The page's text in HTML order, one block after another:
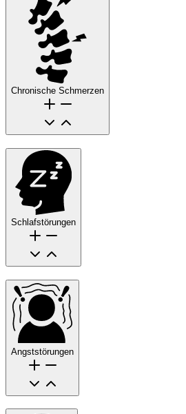
Chronische Schmerzen
Schlafstörungen
Angststörungen